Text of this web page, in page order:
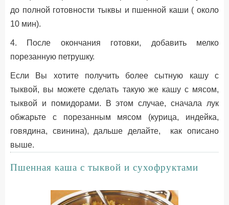
до полной готовности тыквы и пшенной каши ( около
10 мин).
4. После окончания готовки, добавить мелко
порезанную петрушку.
Если Вы хотите получить более сытную кашу с
тыквой, вы можете сделать такую же кашу с мясом,
тыквой и помидорами. В этом случае, сначала лук
обжарьте с порезанным мясом (курица, индейка,
говядина, свинина), дальше делайте, как описано
выше.
Пшенная каша с тыквой и сухофруктами